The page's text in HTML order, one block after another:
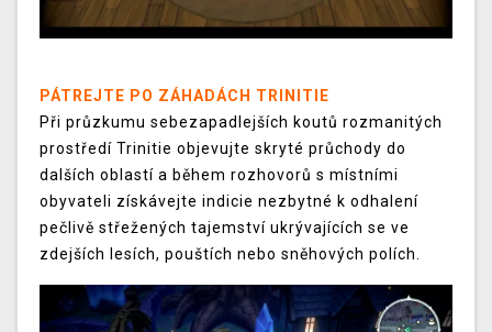
PÁTREJTE PO ZÁHADÁCH TRINITIE
Při průzkumu sebezapadlejších koutů rozmanitých
prostředí Trinitie objevujte skryté průchody do
dalších oblastí a během rozhovorů s místními
obyvateli získávejte indicie nezbytné k odhalení
pečlivě střežených tajemství ukrývajících se ve
zdejších lesích, pouštích nebo sněhových polích.